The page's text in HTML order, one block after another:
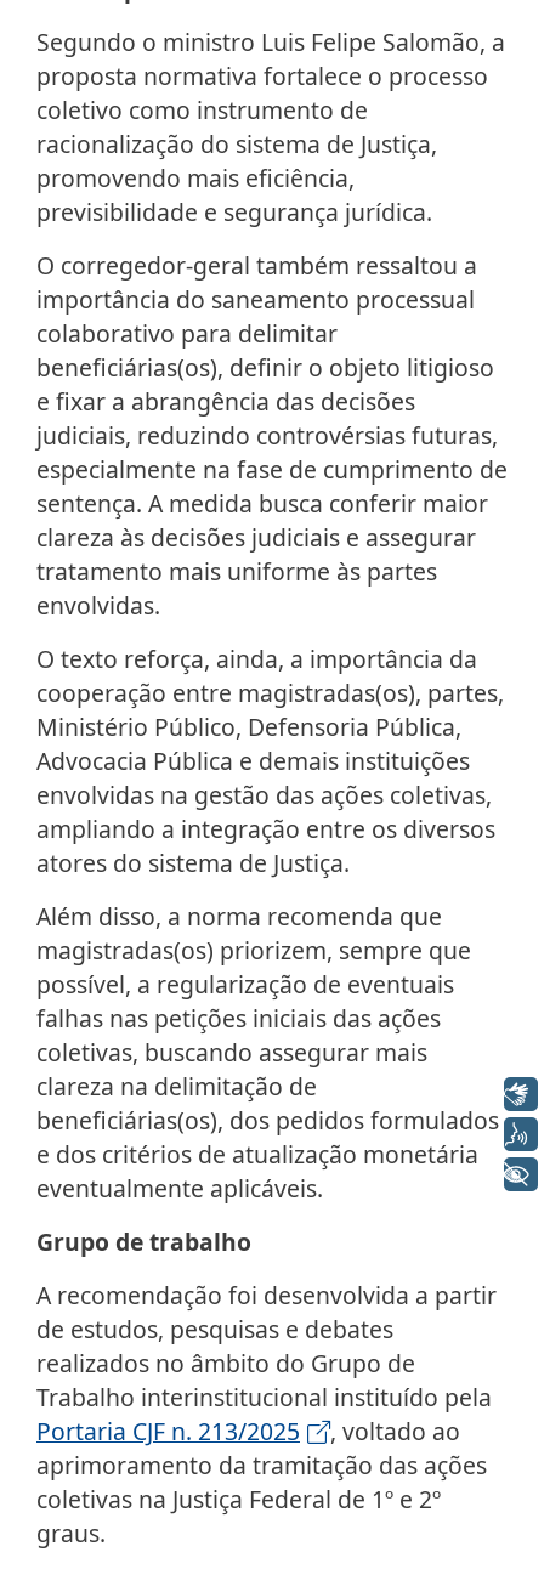
Segundo o ministro Luis Felipe Salomão, a
proposta normativa fortalece o processo
coletivo como instrumento de
racionalização do sistema de Justiça,
promovendo mais eficiência,
previsibilidade e segurança jurídica.
O corregedor-geral também ressaltou a
importância do saneamento processual
colaborativo para delimitar
beneficiárias(os), definir o objeto litigioso
e fixar a abrangência das decisões
judiciais, reduzindo controvérsias futuras,
especialmente na fase de cumprimento de
sentença. A medida busca conferir maior
clareza às decisões judiciais e assegurar
tratamento mais uniforme às partes
envolvidas.
O texto reforça, ainda, a importância da
cooperação entre magistradas(os), partes,
Ministério Público, Defensoria Pública,
Advocacia Pública e demais instituições
envolvidas na gestão das ações coletivas,
ampliando a integração entre os diversos
atores do sistema de Justiça.
Além disso, a norma recomenda que
magistradas(os) priorizem, sempre que
possível, a regularização de eventuais
falhas nas petições iniciais das ações
coletivas, buscando assegurar mais
clareza na delimitação de
beneficiárias(os), dos pedidos formulados
e dos critérios de atualização monetária
eventualmente aplicáveis.
Grupo de trabalho
A recomendação foi desenvolvida a partir
de estudos, pesquisas e debates
realizados no âmbito do Grupo de
Trabalho interinstitucional instituído pela
Portaria CJF n. 213/2025
, voltado ao
aprimoramento da tramitação das ações
coletivas na Justiça Federal de 1º e 2º
graus.
Voz
+ Acessibilidade